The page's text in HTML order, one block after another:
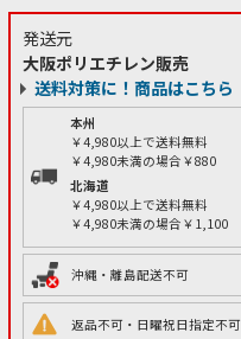
発送元
大阪ポリエチレン販売
送料対策に！商品はこちら
本州
￥4,980以上で送料無料
￥4,980未満の場合￥880
北海道
￥4,980以上で送料無料
￥4,980未満の場合￥1,100
沖縄・離島配送不可
返品不可・日曜祝日指定不可